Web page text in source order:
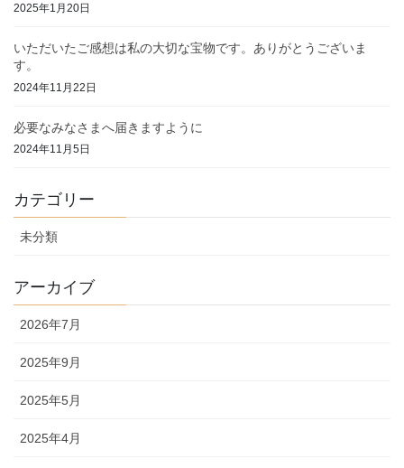
2025年1月20日
いただいたご感想は私の大切な宝物です。ありがとうございま
す。
2024年11月22日
必要なみなさまへ届きますように
2024年11月5日
カテゴリー
未分類
アーカイブ
2026年7月
2025年9月
2025年5月
2025年4月